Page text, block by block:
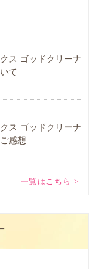
ス ゴッドクリーナ
て
ス ゴッドクリーナ
感想
一覧はこちら >